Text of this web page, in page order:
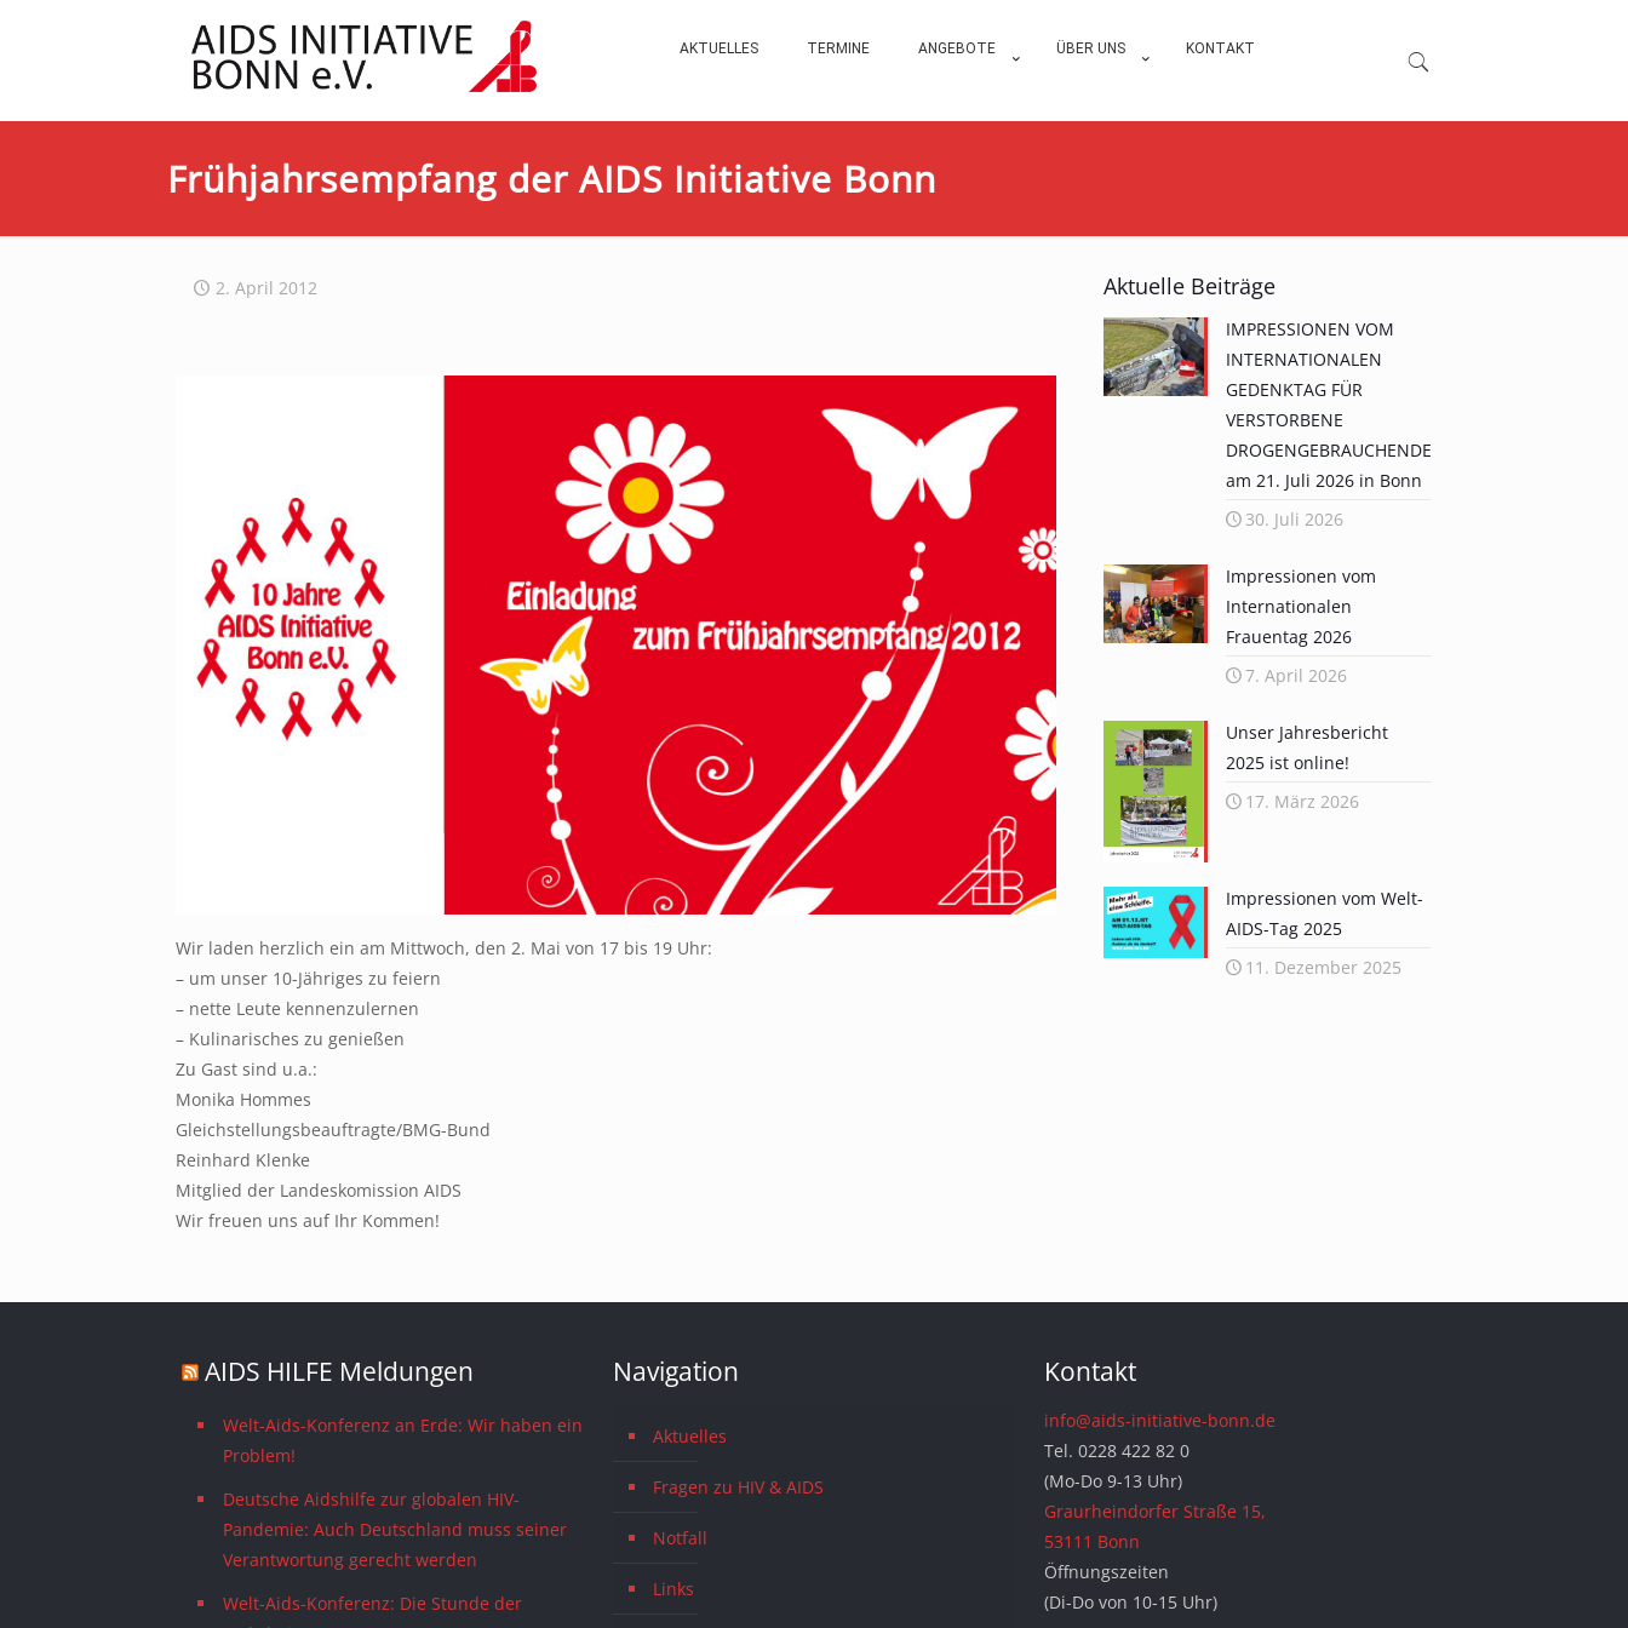
AKTUELLES TERMINE ANGEBOTE ÜBER UNS KONTAKT
Frühjahrsempfang der AIDS Initiative Bonn
2. April 2012
Wir laden herzlich ein am Mittwoch, den 2. Mai von 17 bis 19 Uhr:
– um unser 10-Jähriges zu feiern
– nette Leute kennenzulernen
– Kulinarisches zu genießen
Zu Gast sind u.a.:
Monika Hommes
Gleichstellungsbeauftragte/BMG-Bund
Reinhard Klenke
Mitglied der Landeskomission AIDS
Wir freuen uns auf Ihr Kommen!
Aktuelle Beiträge
IMPRESSIONEN VOM
INTERNATIONALEN
GEDENKTAG FÜR
VERSTORBENE
DROGENGEBRAUCHENDE
am 21. Juli 2026 in Bonn
30. Juli 2026
Impressionen vom
Internationalen
Frauentag 2026
7. April 2026
Unser Jahresbericht
2025 ist online!
17. März 2026
Impressionen vom Welt-
AIDS-Tag 2025
11. Dezember 2025
AIDS HILFE Meldungen
Welt-Aids-Konferenz an Erde: Wir haben ein
Problem!
Deutsche Aidshilfe zur globalen HIV-
Pandemie: Auch Deutschland muss seiner
Verantwortung gerecht werden
Welt-Aids-Konferenz: Die Stunde der
Navigation
Aktuelles
Fragen zu HIV & AIDS
Notfall
Links
Kontakt
info@aids-initiative-bonn.de
Tel. 0228 422 82 0
(Mo-Do 9-13 Uhr)
Graurheindorfer Straße 15,
53111 Bonn
Öffnungszeiten
(Di-Do von 10-15 Uhr)